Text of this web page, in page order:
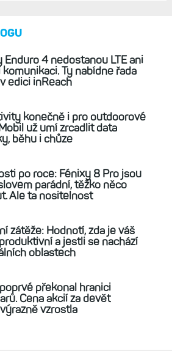
Garmin chystá nové
8 Pro, Instincty 3 či